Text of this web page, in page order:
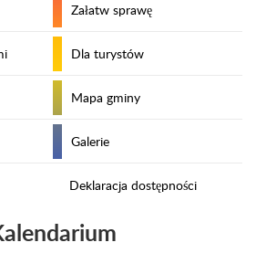
Załatw sprawę
Dla turystów
Mapa gminy
Galerie
Deklaracja dostępności